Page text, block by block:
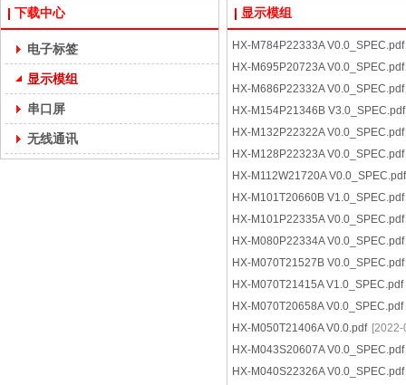
下载中心
电子标签
显示模组
串口屏
无线通讯
显示模组
HX-M784P22333A V0.0_SPEC.pdf
HX-M695P20723A V0.0_SPEC.pdf
HX-M686P22332A V0.0_SPEC.pdf
HX-M154P21346B V3.0_SPEC.pdf
HX-M132P22322A V0.0_SPEC.pdf
HX-M128P22323A V0.0_SPEC.pdf
HX-M112W21720A V0.0_SPEC.pdf
HX-M101T20660B V1.0_SPEC.pdf
HX-M101P22335A V0.0_SPEC.pdf
HX-M080P22334A V0.0_SPEC.pdf
HX-M070T21527B V0.0_SPEC.pdf
HX-M070T21415A V1.0_SPEC.pdf
HX-M070T20658A V0.0_SPEC.pdf
HX-M050T21406A V0.0.pdf
HX-M043S20607A V0.0_SPEC.pdf
HX-M040S22326A V0.0_SPEC.pdf